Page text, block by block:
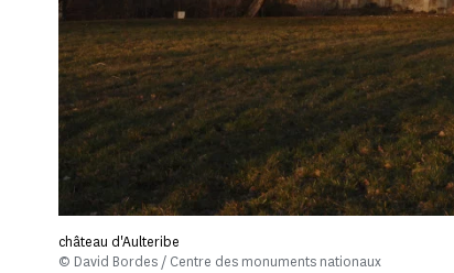
château d'Aulteribe
© David Bordes / Centre des monuments nationaux